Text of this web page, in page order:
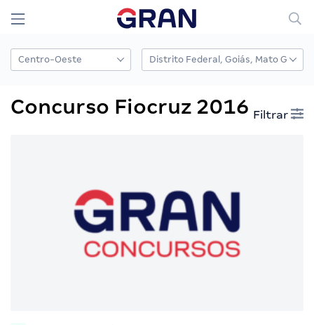
Concurso Fiocruz 2016 Filtrar